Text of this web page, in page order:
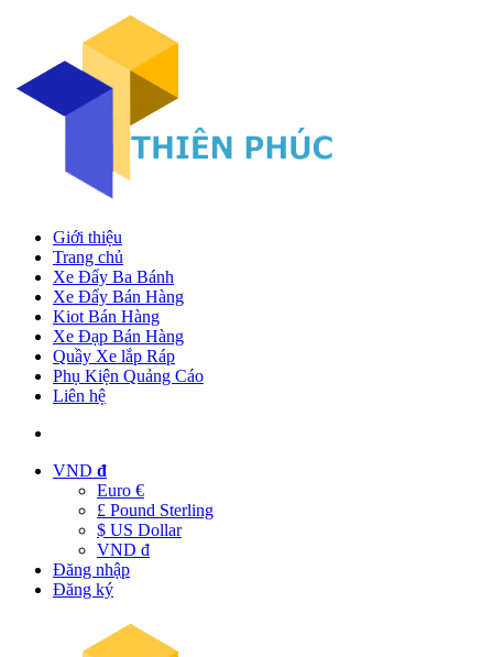
Giới thiệu
Trang chủ
Xe Đẩy Ba Bánh
Xe Đẩy Bán Hàng
Kiot Bán Hàng
Xe Đạp Bán Hàng
Quầy Xe lắp Ráp
Phụ Kiện Quảng Cáo
Liên hệ
VND đ
Euro €
£ Pound Sterling
$ US Dollar
VND đ
Đăng nhập
Đăng ký